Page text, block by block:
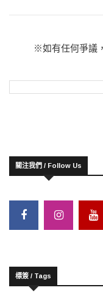
※如有任何爭議
關注我們 / Follow Us
標簽 / Tags